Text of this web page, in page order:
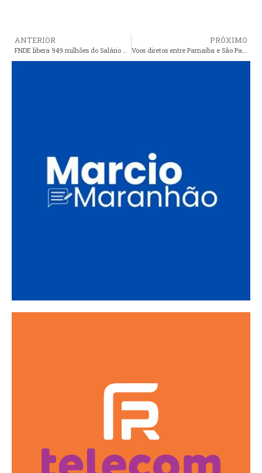
ANTERIOR
FNDE libera 949 milhões do Salário Educação para estados e municípios
PRÓXIMO
Voos diretos entre Parnaíba e São Paulo começam neste sábado